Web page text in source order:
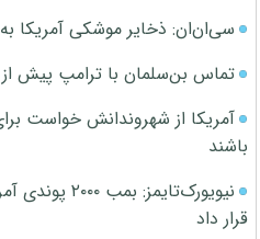
سی‌ان‌ان: ذخایر موشکی آمریکا
تماس بن‌سلمان با ترامپ پیش از
آمریکا از شهروندانش خواست
باشند
قرار داد